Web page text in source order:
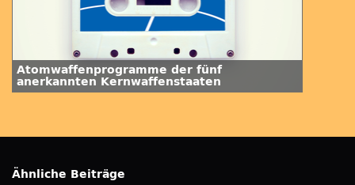
Atomwaffenprogramme der fünf
anerkannten Kernwaffenstaaten
Ähnliche Beiträge